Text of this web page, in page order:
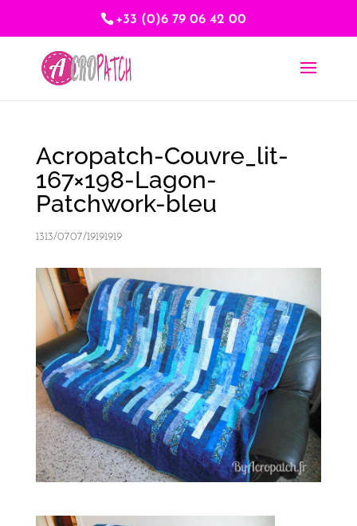
+33 (0)6 79 06 42 00
Acropatch-Couvre_lit-
167×198-Lagon-
Patchwork-bleu
1313/0707/19191919